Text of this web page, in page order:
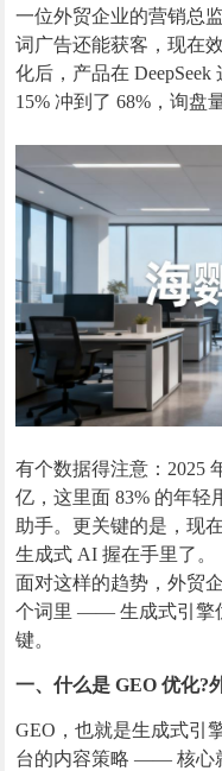
一位外贸企业的营销总
词广告还能获客，现在
化后，产品在
15% 冲到了 68%，询盘
有个数据得注意：2025
亿，这里面 83% 的年
助手。更关键的是，现
生成式 AI 握在手里了。
面对这样的趋势，外贸
个词里 —— 生成式引擎
键。
一、什么是 GEO 优化?
GEO，也就是生成式引
台的内容策略 —— 核心